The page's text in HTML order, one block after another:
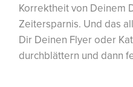
Korrektheit von Deinem
Zeitersparnis. Und das
Dir Deinen Flyer oder
durchblättern und dann